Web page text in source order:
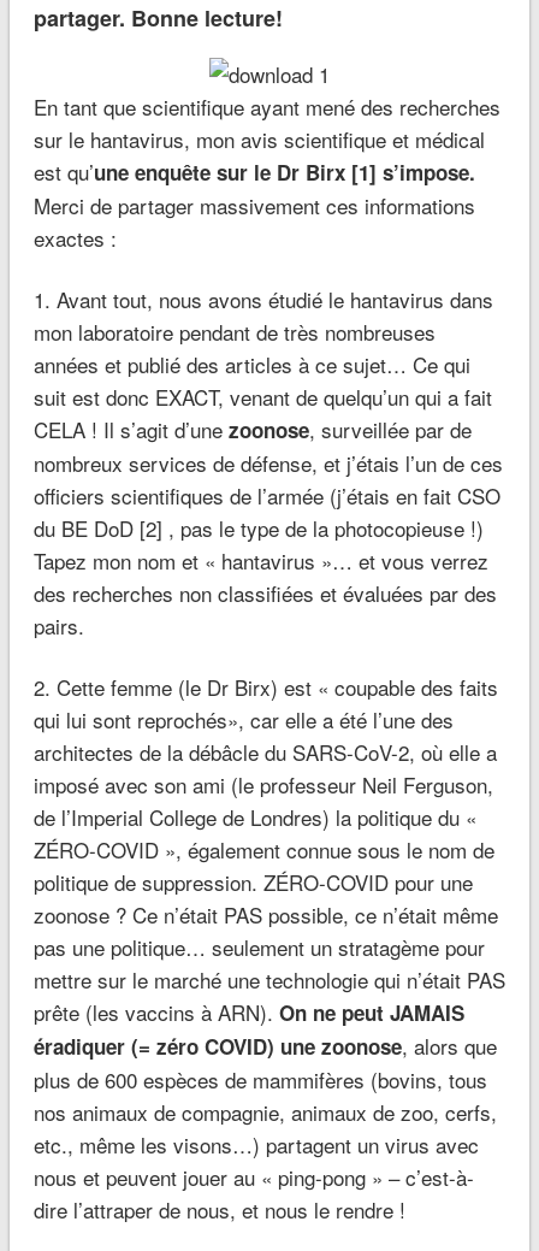
partager. Bonne lecture!
En tant que scientifique ayant mené des recherches
sur le hantavirus, mon avis scientifique et médical
est qu’une enquête sur le Dr Birx [1] s’impose.
Merci de partager massivement ces informations
exactes :
1. Avant tout, nous avons étudié le hantavirus dans
mon laboratoire pendant de très nombreuses
années et publié des articles à ce sujet… Ce qui
suit est donc EXACT, venant de quelqu’un qui a fait
CELA ! Il s’agit d’une zoonose, surveillée par de
nombreux services de défense, et j’étais l’un de ces
officiers scientifiques de l’armée (j’étais en fait CSO
du BE DoD [2] , pas le type de la photocopieuse !)
Tapez mon nom et « hantavirus »… et vous verrez
des recherches non classifiées et évaluées par des
pairs.
2. Cette femme (le Dr Birx) est « coupable des faits
qui lui sont reprochés», car elle a été l’une des
architectes de la débâcle du SARS-CoV-2, où elle a
imposé avec son ami (le professeur Neil Ferguson,
de l’Imperial College de Londres) la politique du «
ZÉRO-COVID », également connue sous le nom de
politique de suppression. ZÉRO-COVID pour une
zoonose ? Ce n’était PAS possible, ce n’était même
pas une politique… seulement un stratagème pour
mettre sur le marché une technologie qui n’était PAS
prête (les vaccins à ARN). On ne peut JAMAIS
éradiquer (= zéro COVID) une zoonose, alors que
plus de 600 espèces de mammifères (bovins, tous
nos animaux de compagnie, animaux de zoo, cerfs,
etc., même les visons…) partagent un virus avec
nous et peuvent jouer au « ping-pong » – c’est-à-
dire l’attraper de nous, et nous le rendre !